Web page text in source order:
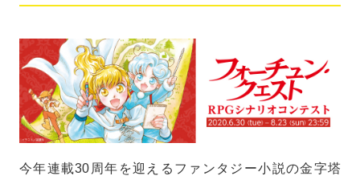
今年連載30周年を迎えるファンタジー小説の金字塔